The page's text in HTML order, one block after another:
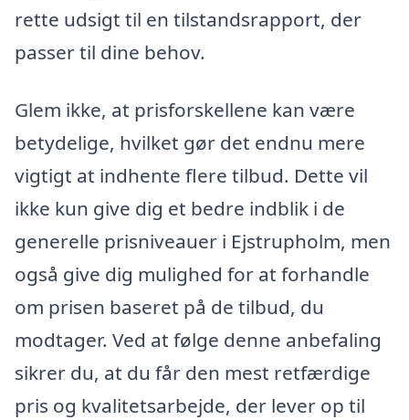
rette udsigt til en tilstandsrapport, der
passer til dine behov.
Glem ikke, at prisforskellene kan være
betydelige, hvilket gør det endnu mere
vigtigt at indhente flere tilbud. Dette vil
ikke kun give dig et bedre indblik i de
generelle prisniveauer i Ejstrupholm, men
også give dig mulighed for at forhandle
om prisen baseret på de tilbud, du
modtager. Ved at følge denne anbefaling
sikrer du, at du får den mest retfærdige
pris og kvalitetsarbejde, der lever op til